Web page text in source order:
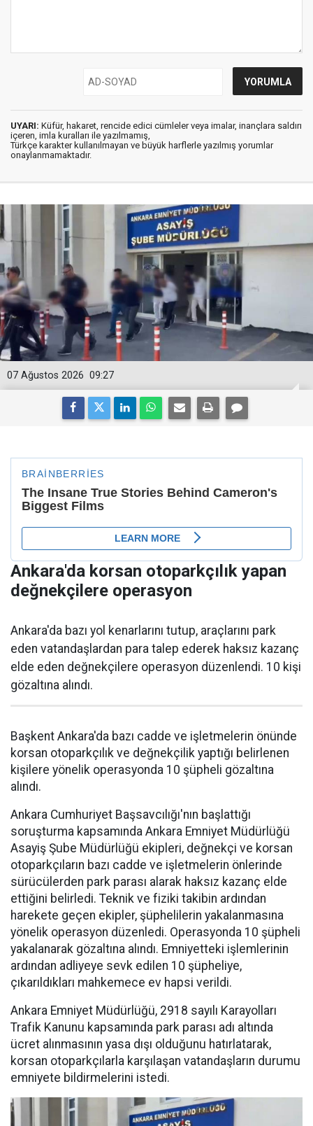
UYARI: Küfür, hakaret, rencide edici cümleler veya imalar, inançlara saldırı
içeren, imla kuralları ile yazılmamış,
Türkçe karakter kullanılmayan ve büyük harflerle yazılmış yorumlar
onaylanmamaktadır.
09:27
07 Ağustos 2026
Ankara'da korsan otoparkçılık yapan
değnekçilere operasyon
Ankara'da bazı yol kenarlarını tutup, araçlarını park
eden vatandaşlardan para talep ederek haksız kazanç
elde eden değnekçilere operasyon düzenlendi. 10 kişi
gözaltına alındı.
Başkent Ankara'da bazı cadde ve işletmelerin önünde
korsan otoparkçılık ve değnekçilik yaptığı belirlenen
kişilere yönelik operasyonda 10 şüpheli gözaltına
alındı.
Ankara Cumhuriyet Başsavcılığı'nın başlattığı
soruşturma kapsamında Ankara Emniyet Müdürlüğü
Asayiş Şube Müdürlüğü ekipleri, değnekçi ve korsan
otoparkçıların bazı cadde ve işletmelerin önlerinde
sürücülerden park parası alarak haksız kazanç elde
ettiğini belirledi. Teknik ve fiziki takibin ardından
harekete geçen ekipler, şüphelilerin yakalanmasına
yönelik operasyon düzenledi. Operasyonda 10 şüpheli
yakalanarak gözaltına alındı. Emniyetteki işlemlerinin
ardından adliyeye sevk edilen 10 şüpheliye,
çıkarıldıkları mahkemece ev hapsi verildi.
Ankara Emniyet Müdürlüğü, 2918 sayılı Karayolları
Trafik Kanunu kapsamında park parası adı altında
ücret alınmasının yasa dışı olduğunu hatırlatarak,
korsan otoparkçılarla karşılaşan vatandaşların durumu
emniyete bildirmelerini istedi.